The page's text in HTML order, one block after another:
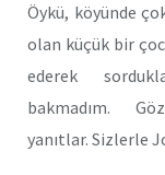
Öykü, köyünde
olan küçük bir
ederek
bakmadım.
yanıtlar. Sizlerle